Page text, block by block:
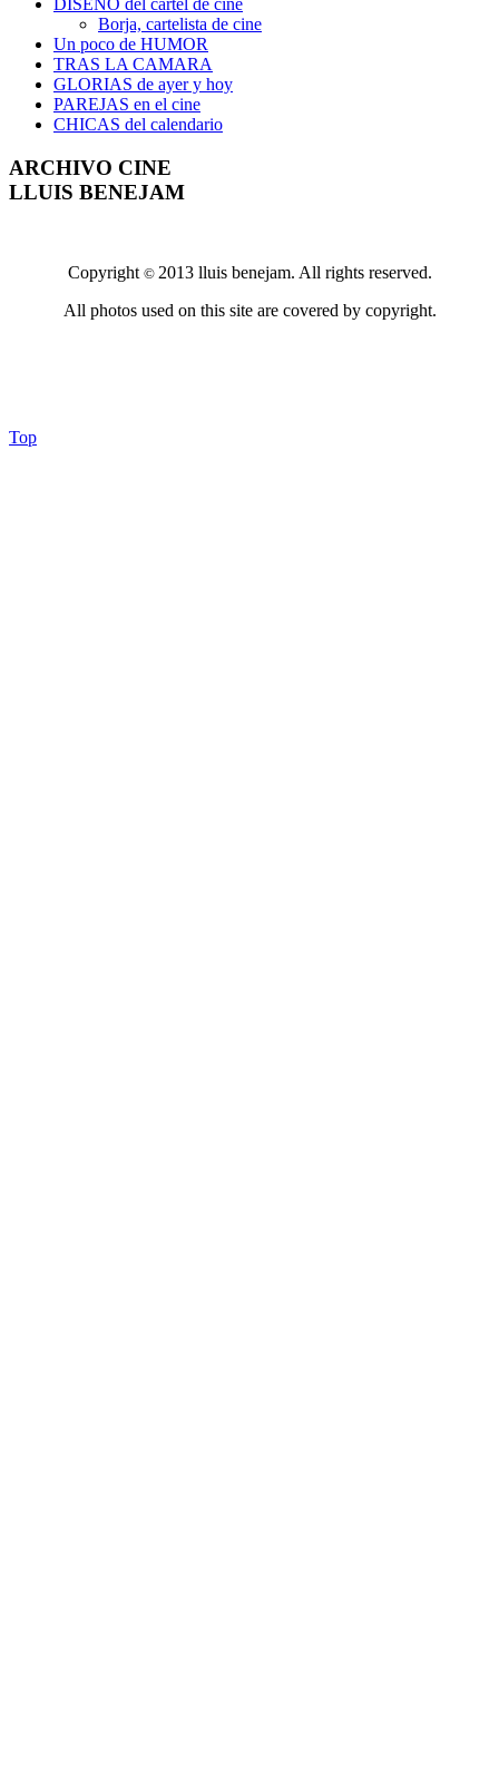
Borja, cartelista de cine
Un poco de HUMOR
TRAS LA CAMARA
GLORIAS de ayer y hoy
PAREJAS en el cine
CHICAS del calendario
ARCHIVO CINE
LLUIS BENEJAM
Copyright © 2013 lluis benejam. All rights reserved.
All photos used on this site are covered by copyright.
Top